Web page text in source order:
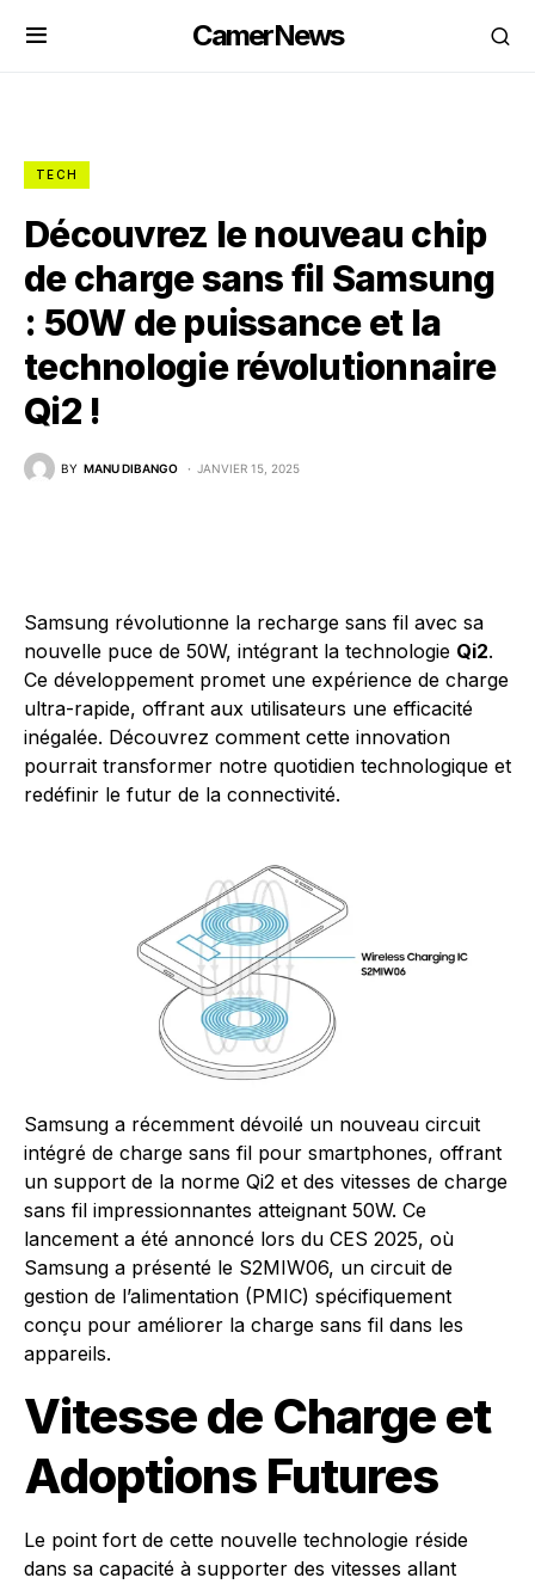
CamerNews
TECH
Découvrez le nouveau chip
de charge sans fil Samsung
: 50W de puissance et la
technologie révolutionnaire
Qi2 !
BY MANU DIBANGO JANVIER 15, 2025
Samsung révolutionne la recharge sans fil avec sa
nouvelle puce de 50W, intégrant la technologie Qi2.
Ce développement promet une expérience de charge
ultra-rapide, offrant aux utilisateurs une efficacité
inégalée. Découvrez comment cette innovation
pourrait transformer notre quotidien technologique et
redéfinir le futur de la connectivité.
Samsung a récemment dévoilé un nouveau circuit
intégré de charge sans fil pour smartphones, offrant
un support de la norme Qi2 et des vitesses de charge
sans fil impressionnantes atteignant 50W. Ce
lancement a été annoncé lors du CES 2025, où
Samsung a présenté le S2MIW06, un circuit de
gestion de l’alimentation (PMIC) spécifiquement
conçu pour améliorer la charge sans fil dans les
appareils.
Vitesse de Charge et
Adoptions Futures
Le point fort de cette nouvelle technologie réside
dans sa capacité à supporter des vitesses allant